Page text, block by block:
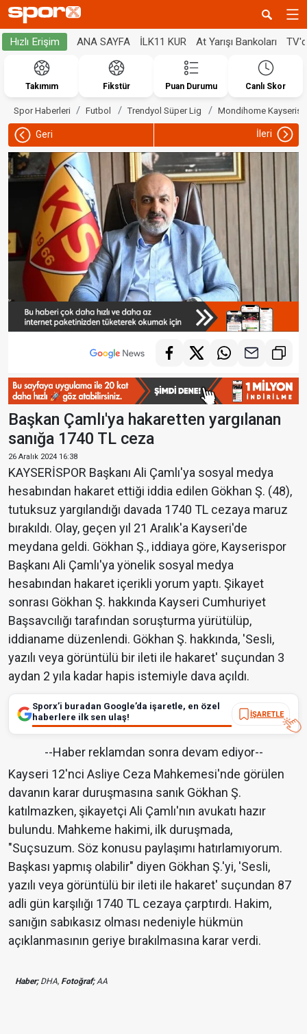
Hızlı Erişim ANA SAYFA İLK11 KUR At Yarışı Bankoları
Takımım Fikstür Puan Durumu Canlı Skor
Spor Haberleri Futbol Trendyol Süper Lig Mondihome
Geri İleri
Başkan Çamlı'ya hakaretten yargılanan
sanığa 1740 TL ceza
26 Aralık 2024 16:38
KAYSERİSPOR Başkanı Ali Çamlı'ya sosyal medya
hesabından hakaret ettiği iddia edilen Gökhan Ş. (48),
tutuksuz yargılandığı davada 1740 TL cezaya maruz
bırakıldı. Olay, geçen yıl 21 Aralık'a Kayseri'de
meydana geldi. Gökhan Ş., iddiaya göre, Kayserispor
Başkanı Ali Çamlı'ya yönelik sosyal medya
hesabından hakaret içerikli yorum yaptı. Şikayet
sonrası Gökhan Ş. hakkında Kayseri Cumhuriyet
Başsavcılığı tarafından soruşturma yürütülüp,
iddianame düzenlendi. Gökhan Ş. hakkında, 'Sesli,
yazılı veya görüntülü bir ileti ile hakaret' suçundan 3
aydan 2 yıla kadar hapis istemiyle dava açıldı.
Sporx’i buradan Google’da işaretle, en özel
haberlere ilk sen ulaş!
İŞARETLE
--Haber reklamdan sonra devam ediyor--
Kayseri 12'nci Asliye Ceza Mahkemesi'nde görülen
davanın karar duruşmasına sanık Gökhan Ş.
katılmazken, şikayetçi Ali Çamlı'nın avukatı hazır
bulundu. Mahkeme hakimi, ilk duruşmada,
"Suçsuzum. Söz konusu paylaşımı hatırlamıyorum.
Başkası yapmış olabilir" diyen Gökhan Ş.'yi, 'Sesli,
yazılı veya görüntülü bir ileti ile hakaret' suçundan 87
adli gün karşılığı 1740 TL cezaya çarptırdı. Hakim,
sanığın sabıkasız olması nedeniyle hükmün
açıklanmasının geriye bırakılmasına karar verdi.
Haber;DHA, Fotoğraf;AA